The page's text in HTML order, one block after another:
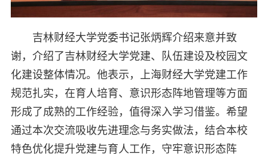
吉林财经大学党委书记张炳辉介绍来意并致
谢，介绍了吉林财经大学党建、队伍建设及校园文
化建设整体情况。他表示，上海财经大学党建工作
规范扎实，在育人培育、意识形态阵地管理等方面
形成了成熟的工作经验，值得深入学习借鉴。希望
通过本次交流吸收先进理念与务实做法，结合本校
特色优化提升党建与育人工作，守牢意识形态阵